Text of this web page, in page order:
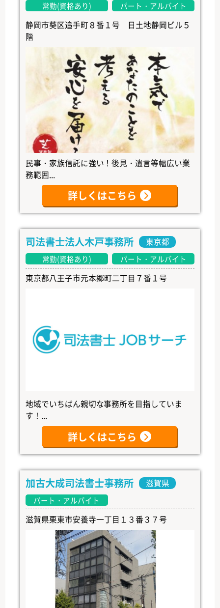
常勤(資格あり) パート・アルバイト
静岡市葵区追手町８番１号 日土地静岡ビル５
階
民事・家族信託に強い！後見・遺言等幅広い業
務範囲...
詳しくはこちら
司法書士法人木戸事務所 東京都
常勤(資格あり) パート・アルバイト
東京都八王子市元本郷町二丁目７番１号
地域でいちばん親切な事務所を目指していま
す！...
詳しくはこちら
加古大成司法書士事務所 滋賀県
パート・アルバイト
滋賀県栗東市安養寺一丁目１３番３７号